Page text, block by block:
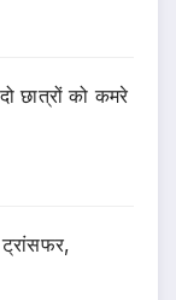
छात्रों को कमरे
ट्रांसफर,